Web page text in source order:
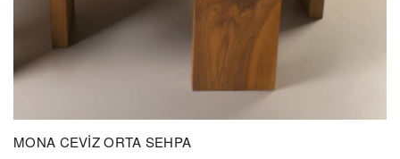
MONA CEVİZ ORTA SEHPA